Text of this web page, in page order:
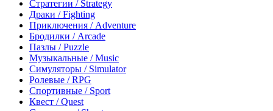
Стратегии / Strategy
Драки / Fighting
Приключения / Adventure
Бродилки / Arcade
Пазлы / Puzzle
Музыкальные / Music
Симуляторы / Simulator
Ролевые / RPG
Спортивные / Sport
Квест / Quest